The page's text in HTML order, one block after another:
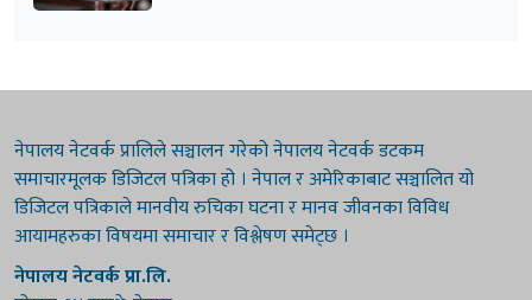
नेपालय नेटवर्क प्रालिले सञ्चालन गरेको नेपालय नेटवर्क डटकम
समाचारमूलक डिजिटल पत्रिका हो । नेपाल र अमेरिकाबाट सञ्चालित यो
डिजिटल पत्रिकाले मानवीय रुचिका घटना र मानव जीवनका विविध
आयामहरुका विषयमा समाचार र विश्लेषण समेट्छ ।
नेपालय नेटवर्क प्रा.लि.